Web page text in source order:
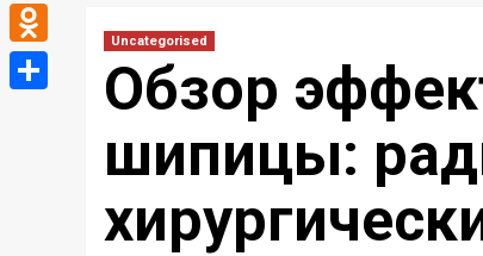
Uncategorised
Обзор
шипицы:
VK
Odnoklassniki
Отправить